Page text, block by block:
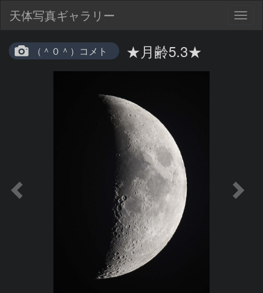
天体写真ギャラリー
（＾０＾）コメト ★月齢5.3★